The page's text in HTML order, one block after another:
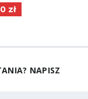
zł
NAPISZ